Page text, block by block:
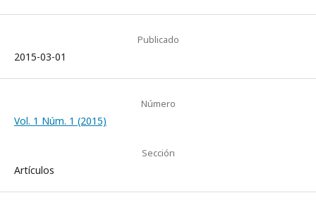
Publicado
2015-03-01
Número
Vol. 1 Núm. 1 (2015)
Sección
Artículos